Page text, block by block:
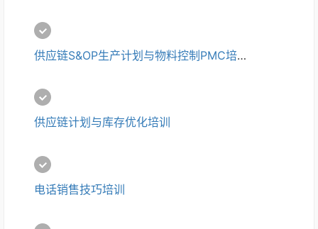
供应链S&OP生产计划与物料控制PMC培训
供应链计划与库存优化培训
电话销售技巧培训